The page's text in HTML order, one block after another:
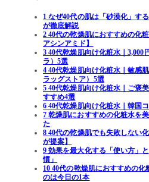
1 なぜ40代の肌は「砂漠化」す
が徹底解説
2 40代の乾燥肌におすすめの化
アシンアミド】
3 40代乾燥肌向け化粧水｜3,000
ラ）5選
4 40代乾燥肌向け化粧水｜敏感
ラッグストア）5選
5 40代乾燥肌向け化粧水｜ご褒
すすめ4選
6 40代乾燥肌向け化粧水｜韓国
7 乾燥肌におすすめの化粧水を
た
8 40代の乾燥肌でも失敗しない
が提案】
9 効果を最大化する「使い方」
慣」
10 40代の乾燥肌におすすめの
のは今日の1本